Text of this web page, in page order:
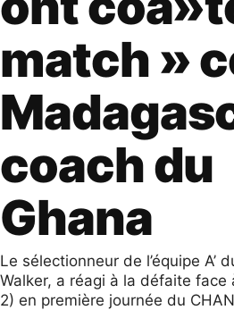
match »
coach du
Ghana
Le sélectionneur de l’équipe A’
Walker, a réagi à la défaite face
2) en première journée du